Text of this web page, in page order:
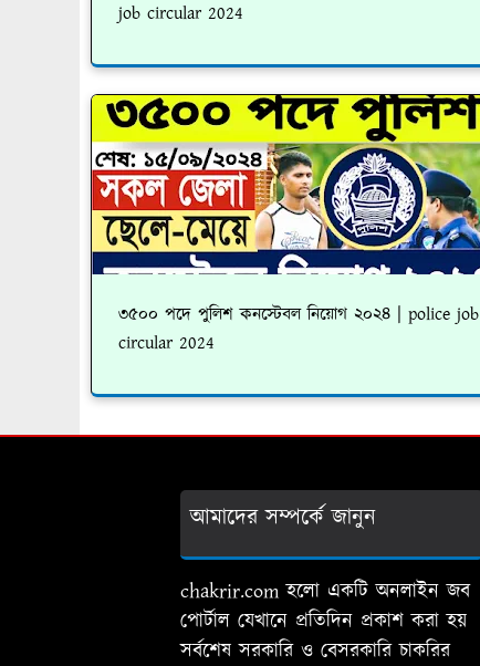
job circular 2024
৩৫০০ পদে পুলিশ কনস্টেবল নিয়োগ ২০২৪ | police job
circular 2024
আমাদের সম্পর্কে জানুন
chakrir.com হলো একটি অনলাইন জব
পোর্টাল যেখানে প্রতিদিন প্রকাশ করা হয়
সর্বশেষ সরকারি ও বেসরকারি চাকরির